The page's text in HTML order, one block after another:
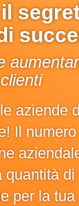
aziende
Il
quantità
per la